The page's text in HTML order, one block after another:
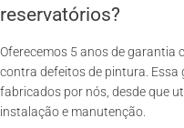
reservatórios?
Oferecemos 5 anos de garantia
contra defeitos de pintura.
fabricados por nós, desde que
instalação e manutenção.